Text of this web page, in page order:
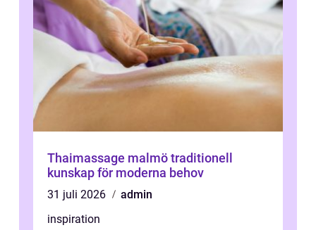
Thaimassage malmö traditionell
kunskap för moderna behov
31 juli 2026
admin
inspiration